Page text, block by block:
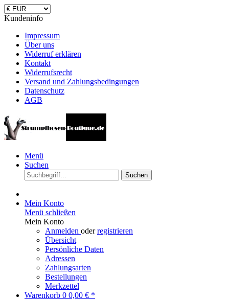
Kundeninfo
Impressum
Über uns
Widerruf erklären
Kontakt
Widerrufsrecht
Versand und Zahlungsbedingungen
Datenschutz
AGB
Menü
Suchen
Suchen
Mein Konto
Menü schließen
Mein Konto
Anmelden oderregistrieren
Übersicht
Persönliche Daten
Adressen
Zahlungsarten
Bestellungen
Merkzettel
Warenkorb 0 0,00 € *